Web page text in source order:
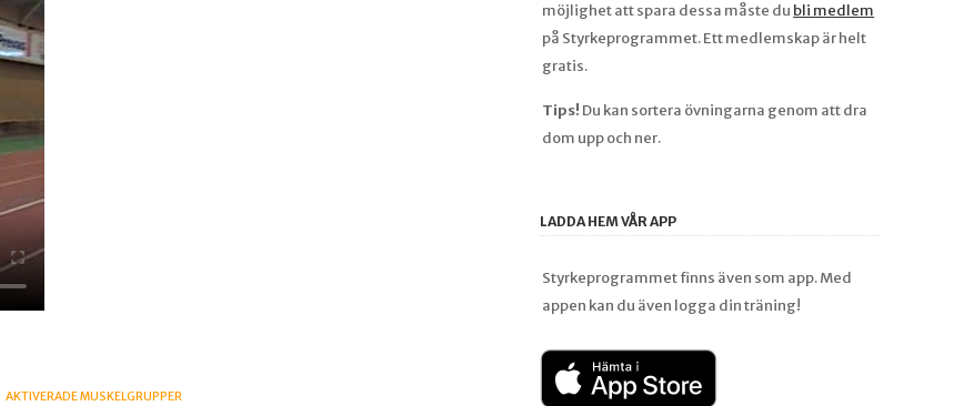
AKTIVERADE MUSKELGRUPPER
möjlighet att spara dessa måste du bli medlem
på Styrkeprogrammet. Ett medlemskap är helt
gratis.
Tips! Du kan sortera övningarna genom att dra
dom upp och ner.
LADDA HEM VÅR APP
Styrkeprogrammet finns även som app. Med
appen kan du även logga din träning!